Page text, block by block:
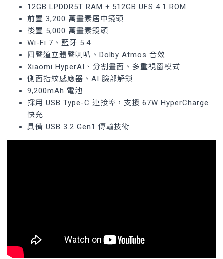
12GB LPDDR5T RAM + 512GB UFS 4.1 ROM
前置 3,200 萬畫素居中鏡頭
後置 5,000 萬畫素鏡頭
Wi-Fi 7、藍牙 5.4
四聲道立體聲喇叭、Dolby Atmos 音效
Xiaomi HyperAI、分割畫面、多重視窗模式
側面指紋感應器、AI 臉部解鎖
9,200mAh 電池
採用 USB Type-C 連接埠，支援 67W HyperCharge
快充
具備 USB 3.2 Gen1 傳輸技術